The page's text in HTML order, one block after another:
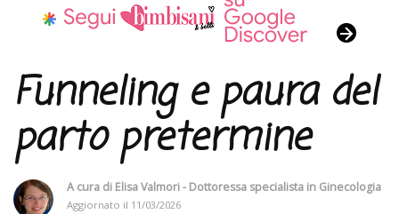
Funneling e paura del
parto pretermine
A cura di Elisa Valmori - Dottoressa specialista in Ginecologia
Aggiornato il 11/03/2026